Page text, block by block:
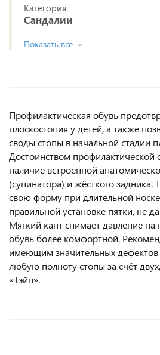
Категория
Сандалии
Показать все
Профилактическая обувь
плоскостопия у детей, а также
своды стопы в начальной стадии
Достоинством профилактической
наличие встроенной
(супинатора) и жёсткого задника.
свою форму при длительной носке
правильной установке пятки, не
Мягкий кант снимает давление на
обувь более комфортной.
имеющим значительных дефектов
любую полноту стопы за счёт
«Тэйп».